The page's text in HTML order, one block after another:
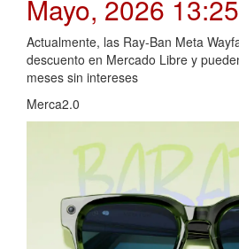
Mayo, 2026 13:25
Actualmente, las Ray-Ban Meta
descuento en Mercado Libre y
meses sin intereses
Merca2.0